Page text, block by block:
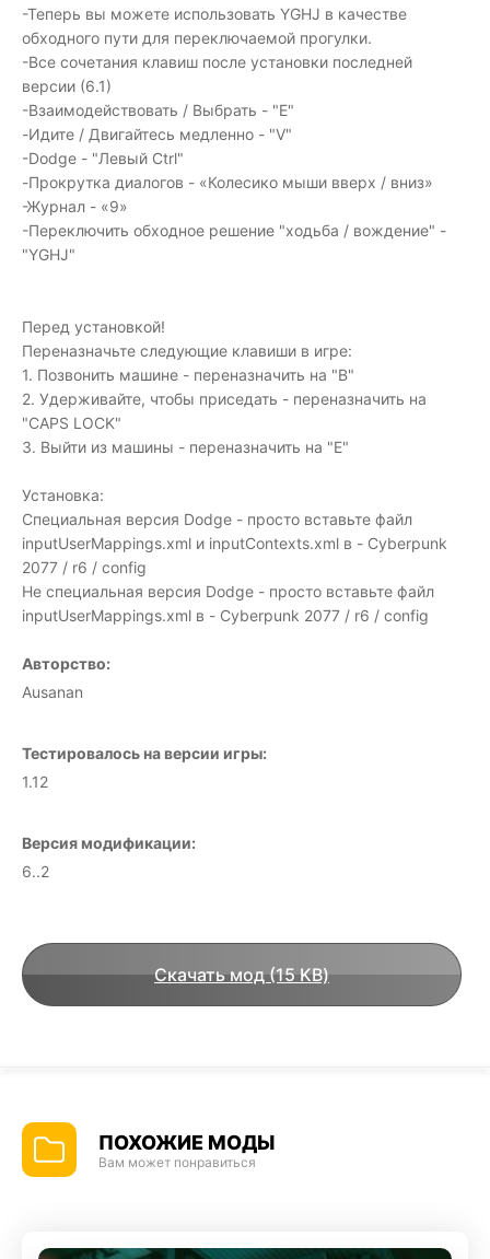
-Теперь вы можете использовать YGHJ в качестве
обходного пути для переключаемой прогулки.
-Все сочетания клавиш после установки последней
версии (6.1)
-Взаимодействовать / Выбрать - "E"
-Идите / Двигайтесь медленно - "V"
-Dodge - "Левый Ctrl"
-Прокрутка диалогов - «Колесико мыши вверх / вниз»
-Журнал - «9»
-Переключить обходное решение "ходьба / вождение" -
"YGHJ"
Перед установкой!
Переназначьте следующие клавиши в игре:
1. Позвонить машине - переназначить на "B"
2. Удерживайте, чтобы приседать - переназначить на
"CAPS LOCK"
3. Выйти из машины - переназначить на "E"
Установка:
Специальная версия Dodge - просто вставьте файл
inputUserMappings.xml и inputContexts.xml в - Cyberpunk
2077 / r6 / config
Не специальная версия Dodge - просто вставьте файл
inputUserMappings.xml в - Cyberpunk 2077 / r6 / config
Авторство:
Ausanan
Тестировалось на версии игры:
1.12
Версия модификации:
6..2
Скачать мод (15 KB)
ПОХОЖИЕ МОДЫ
Вам может понравиться